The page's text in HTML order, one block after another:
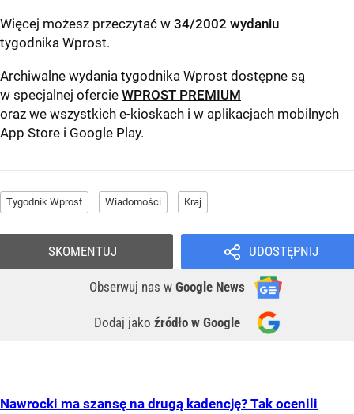
Więcej możesz przeczytać w 34/2002 wydaniu
tygodnika Wprost.
Archiwalne wydania tygodnika Wprost dostępne są
w specjalnej ofercie WPROST PREMIUM
oraz we wszystkich e-kioskach i w aplikacjach mobilnych
App Store i Google Play.
Tygodnik Wprost Wiadomości Kraj
UDOSTĘPNIJ
Obserwuj nas w Google News
Dodaj jako źródło w Google
SKOMENTUJ
Nawrocki ma szansę na drugą kadencję? Tak ocenili